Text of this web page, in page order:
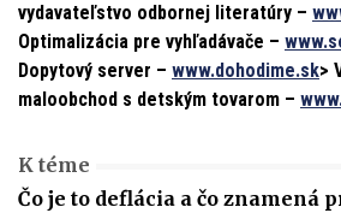
vydavateľstvo odbornej literatúry –
Optimalizácia pre vyhľadávače –
Dopytový server – www.dohodime.sk>
maloobchod s detským tovarom –
K téme
Čo je to deflácia a čo znamená